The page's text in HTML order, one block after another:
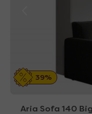
39%
Aria Sofa 140